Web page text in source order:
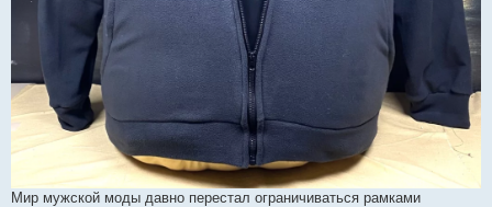
Мир мужской моды давно перестал ограничиваться рамками